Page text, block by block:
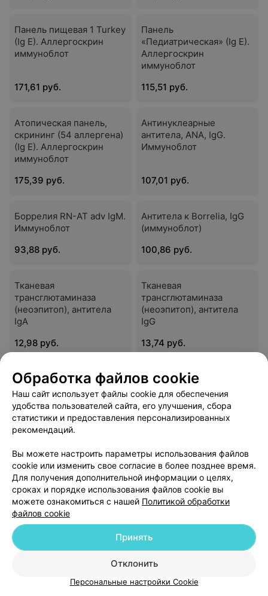
Панель пищевая 1 Turkey
(Ig E). Аллергоскрин
иммуноблот
171,61 руб.
Панель
«Педиатрическая» (Ig E).
Аллергоскрин
иммуноблот
115,51 руб.
Атопическая панель,
скрининг (54 аллергена)
(Ig E). Аллергоскрин
иммуноблот
175,39 руб.
Антинуклеарные
антитела, ANA, IgG.
Иммуноблот
107,01 руб.
Боррелия RN-AT adv IgМ.
Иммуноблот
93,88 руб.
Антитела к Borrelia, IgG
(иммуноблот)
100,86 руб.
Тканевая
трансглютаминаза
(неоэпитоп), антитела
IgА
12,98 руб.
Тканевая
трансглютаминаза
(неоэпитоп), антитела
IgG
13,74 руб.
Глиадин, антитела IgА
17,51 руб.
Глиадин, антитела IgG
17,36 руб.
Иммуноглобулин A
6,42 руб.
6,53 руб.
Иммуноглобулин M
6,53 руб.
Общий иммуноглобулин
E
14,17 руб.
Основные субпопуляции
Амёба (Entamoeba
Обработка файлов cookie
Наш сайт использует файлы cookie для обеспечения
удобства пользователей сайта, его улучшения, сбора
статистики и предоставления персонализированных
рекомендаций.
Вы можете настроить параметры использования файлов
cookie или изменить свое согласие в более позднее время.
Для получения дополнительной информации о целях,
сроках и порядке использования файлов cookie вы
можете ознакомиться с нашей Политикой обработки
файлов cookie
Отклонить
Принять
Персональные настройки Cookie